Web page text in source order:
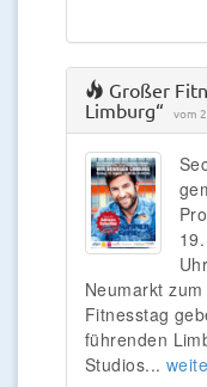
Großer
Limburg“ vom
Neumarkt
Fitnesstag
führenden
Studios...